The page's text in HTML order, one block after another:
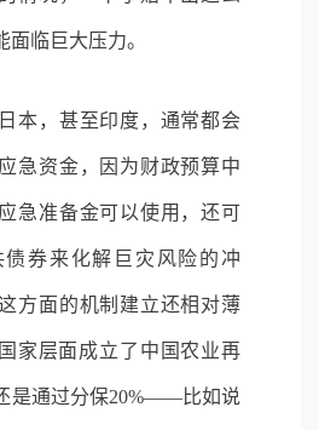
临巨大压力。
本，甚至印度，通常都会
急资金，因为财政预算中
急准备金可以使用，还可
券来化解巨灾风险的冲
方面的机制建立还相对薄
家层面成立了中国农业再
是通过分保20%——比如说